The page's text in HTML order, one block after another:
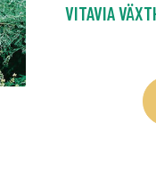
VITAVIA